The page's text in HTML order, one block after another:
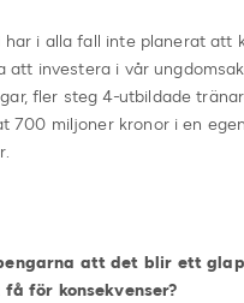
har i alla fall inte planerat att
att investera i vår
fler steg 4-utbildade
700 miljoner kronor i en
att det blir ett
för konsekvenser?